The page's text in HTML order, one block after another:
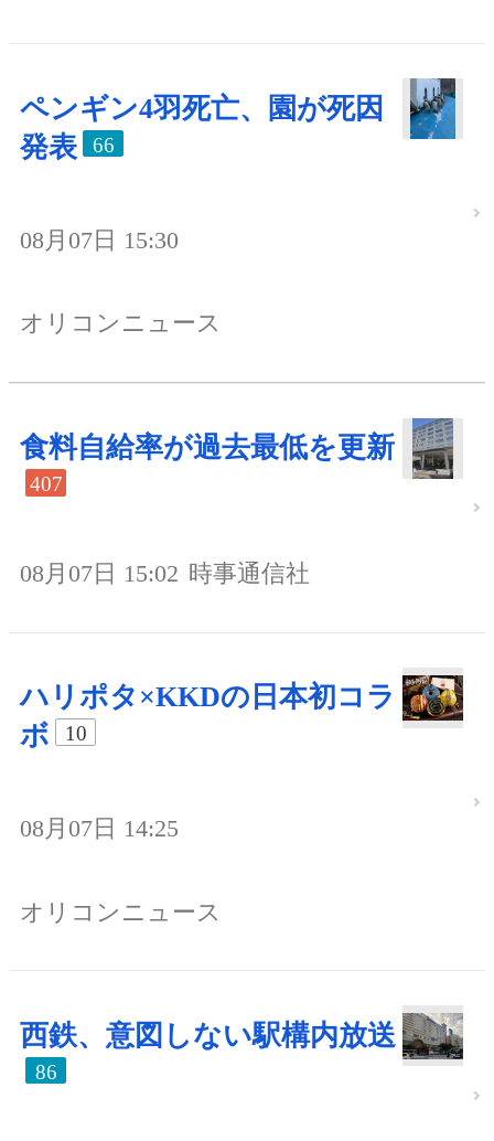
ペンギン4羽死亡、園が死因
発表
66
08月07日 15:30
オリコンニュース
食料自給率が過去最低を更新
407
08月07日 15:02 時事通信社
ハリポタ×KKDの日本初コラ
ボ
10
08月07日 14:25
オリコンニュース
西鉄、意図しない駅構内放送
86